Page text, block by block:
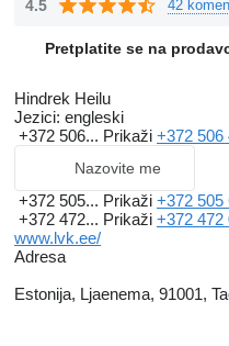
4.5 42
Pretplatite se na
Hindrek Heilu
Jezici: engleski
+372 506... Prikaži +372 506
Nazovite me
+372 505... Prikaži +372 505
+372 472... Prikaži +372 472
www.lvk.ee/
Adresa
Estonija, Ljaenema, 91001,